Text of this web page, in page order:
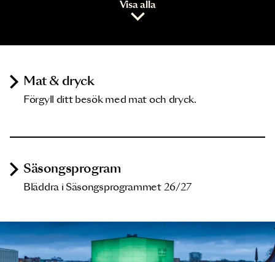
Visa alla
Mat & dryck
Förgyll ditt besök med mat och dryck.
Säsongsprogram
Bläddra i Säsongsprogrammet 26/27